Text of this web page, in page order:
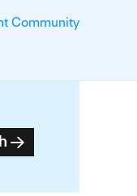
Community